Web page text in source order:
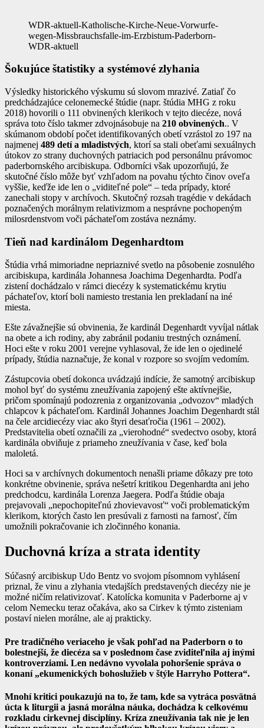
WDR-aktuell-Katholische-Kirche-Neue-Vorwurfe-
wegen-Missbrauchsfalle-im-Erzbistum-Paderborn-
WDR-aktuell
Šokujúce štatistiky a systémové zlyhania
Výsledky historického výskumu sú slovom mrazivé. Zatiaľ čo
predchádzajúce celonemecké štúdie (napr. štúdia MHG z roku
2018) hovorili o 111 obvinených klerikoch v tejto diecéze, nová
správa toto číslo takmer zdvojnásobuje na 210 obvinených.. V
skúmanom období počet identifikovaných obetí vzrástol zo 197 na
najmenej 489 detí a mladistvých, ktorí sa stali obeťami sexuálnych
útokov zo strany duchovných patriacich pod personálnu právomoc
paderbornského arcibiskupa. Odborníci však upozorňujú, že
skutočné číslo môže byť vzhľadom na povahu týchto činov oveľa
vyššie, keďže ide len o „viditeľné pole“ – teda prípady, ktoré
zanechali stopy v archívoch. Skutočný rozsah tragédie v dekádach
poznačených morálnym relativizmom a nesprávne pochopeným
milosrdenstvom voči páchateľom zostáva neznámy.
Tieň nad kardinálom Degenhardtom
Štúdia vrhá mimoriadne nepriaznivé svetlo na pôsobenie zosnulého
arcibiskupa, kardinála Johannesa Joachima Degenhardta. Podľa
zistení dochádzalo v rámci diecézy k systematickému krytiu
páchateľov, ktorí boli namiesto trestania len prekladaní na iné
miesta.
Ešte závažnejšie sú obvinenia, že kardinál Degenhardt vyvíjal nátlak
na obete a ich rodiny, aby zabránil podaniu trestných oznámení.
Hoci ešte v roku 2001 verejne vyhlasoval, že ide len o ojedinelé
prípady, štúdia naznačuje, že konal v rozpore so svojím vedomím.
Zástupcovia obetí dokonca uvádzajú indície, že samotný arcibiskup
mohol byť do systému zneužívania zapojený ešte aktívnejšie,
pričom spomínajú podozrenia z organizovania „odvozov“ mladých
chlapcov k páchateľom. Kardinál Johannes Joachim Degenhardt stál
na čele arcidiecézy viac ako štyri desaťročia (1961 – 2002).
Predstavitelia obetí označili za „vierohodné“ svedectvo osoby, ktorá
kardinála obviňuje z priameho zneužívania v čase, keď bola
maloletá.
Hoci sa v archívnych dokumentoch nenašli priame dôkazy pre toto
konkrétne obvinenie, správa nešetrí kritikou Degenhardta ani jeho
predchodcu, kardinála Lorenza Jaegera. Podľa štúdie obaja
prejavovali „nepochopiteľnú zhovievavosť“ voči problematickým
klerikom, ktorých často len presúvali z farnosti na farnosť, čím
umožnili pokračovanie ich zločinného konania.
Duchovná kríza a strata identity
Súčasný arcibiskup Udo Bentz vo svojom písomnom vyhlásení
priznal, že vinu a zlyhania vtedajších predstavených diecézy nie je
možné ničím relativizovať. Katolícka komunita v Paderborne aj v
celom Nemecku teraz očakáva, ako sa Cirkev k týmto zisteniam
postaví nielen morálne, ale aj prakticky.
Pre tradičného veriaceho je však pohľad na Paderborn o to
bolestnejší, že diecéza sa v poslednom čase zviditeľnila aj inými
kontroverziami. Len nedávno vyvolala pohoršenie správa o
konaní „ekumenických bohoslužieb v štýle Harryho Pottera“.
Mnohí kritici poukazujú na to, že tam, kde sa vytráca posvätná
úcta k liturgii a jasná morálna náuka, dochádza k celkovému
rozkladu cirkevnej disciplíny. Kríza zneužívania tak nie je len